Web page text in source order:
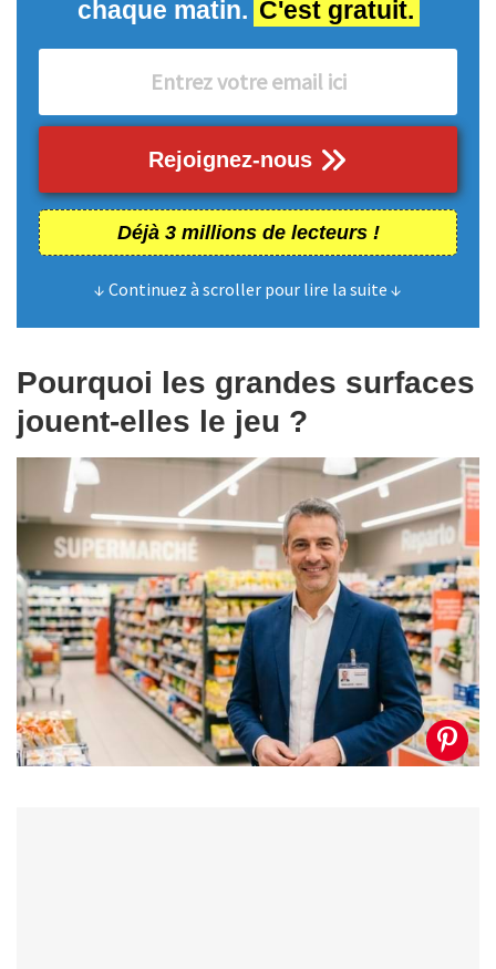
chaque matin. C'est gratuit.
Rejoignez-nous
Déjà 3 millions de lecteurs !
↓ Continuez à scroller pour lire la suite ↓
Pourquoi les grandes surfaces
jouent-elles le jeu ?